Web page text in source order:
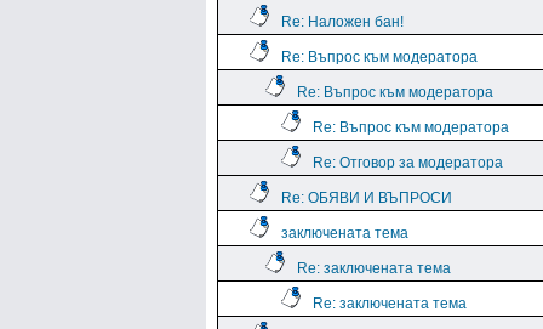
Re: Наложен бан!
Re: Въпрос към модератора
Re: Въпрос към модератора
Re: Въпрос към модератора
Re: Отговор за модератора
Re: ОБЯВИ И ВЪПРОСИ
заключената тема
Re: заключената тема
Re: заключената тема